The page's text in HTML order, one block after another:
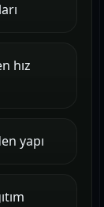
hız
yapı